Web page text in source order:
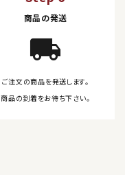
商品の発送
local_shipping
ご注文の商品を発送します。
商品の到着をお待ち下さい。